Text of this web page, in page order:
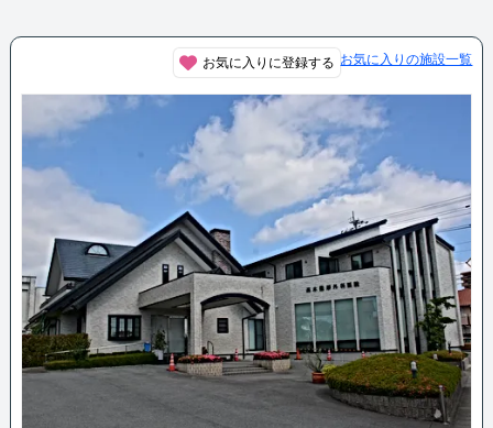
お気に入りに登録する お気に入りの施設一覧